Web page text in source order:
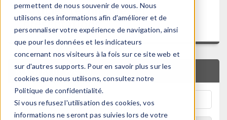
permettent de nous souvenir de vous. Nous
utilisons ces informations afin d'améliorer et de
personnaliser votre expérience de navigation, ainsi
que pour les données et les indicateurs
concernant nos visiteurs à la fois sur ce site web et
sur d'autres supports. Pour en savoir plus sur les
cookies que nous utilisons, consultez notre
Politique de confidentialité.
Si vous refusez l'utilisation des cookies, vos
informations ne seront pas suivies lors de votre
Articles techniques et
présentations
RECHERCHE RAPIDE